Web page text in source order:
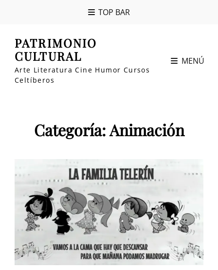
TOP BAR
PATRIMONIO
CULTURAL
Arte Literatura Cine Humor Cursos
Celtíberos
MENÚ
Categoría:Animación